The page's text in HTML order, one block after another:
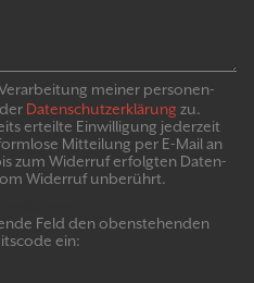
meiner personen­
Daten­schutz­er­klär­ung zu.
erteilte Ein­willigung jeder­zeit
Mitteilung per E-Mail an
zum Widerruf erfolgten Daten­
Wider­ruf un­be­rührt.
Feld den obenstehenden
ein: